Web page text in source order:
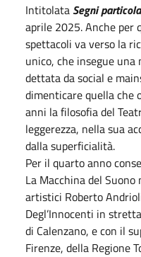
Intitolata Segni
aprile 2025. Anche per
spettacoli va verso la
unico, che insegue
dettata da social e
dimenticare quella che
anni la filosofia del
leggerezza, nella sua
dalla superficialità.
Per il quarto anno
La Macchina del
artistici Roberto
Degl’Innocenti in
di Calenzano, e con il
Firenze, della Regione